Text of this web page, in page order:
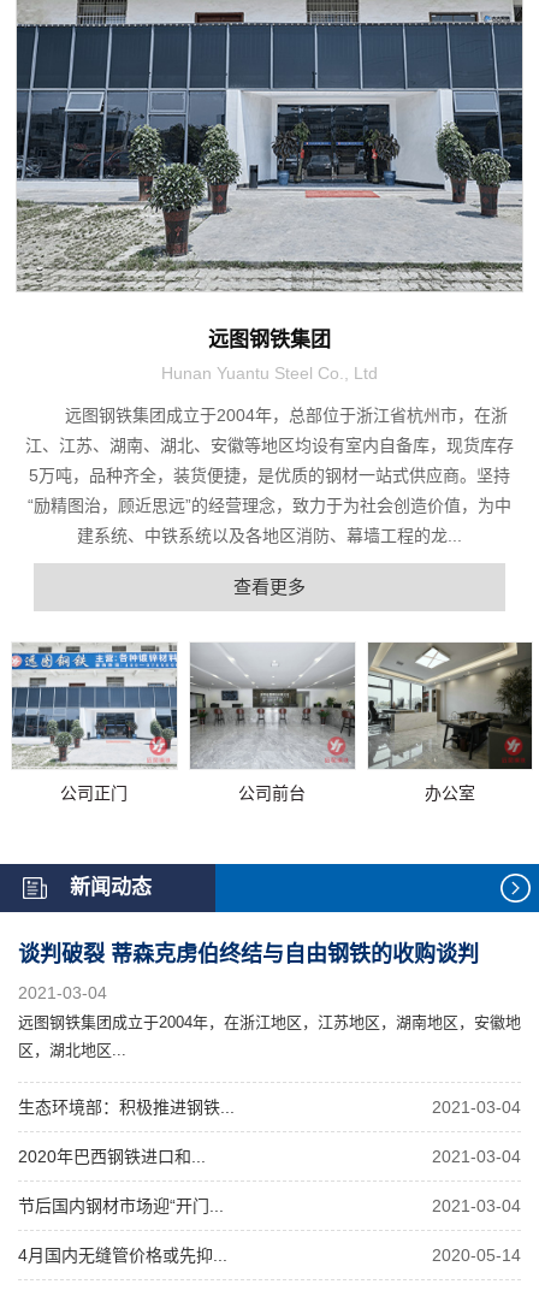
远图钢铁集团
Hunan Yuantu Steel Co., Ltd
远图钢铁集团成立于2004年，总部位于浙江省杭州市，在浙
江、江苏、湖南、湖北、安徽等地区均设有室内自备库，现货库存
5万吨，品种齐全，装货便捷，是优质的钢材一站式供应商。坚持
“励精图治，顾近思远”的经营理念，致力于为社会创造价值，为中
建系统、中铁系统以及各地区消防、幕墙工程的龙...
查看更多
公司正门 公司前台 办公室
新闻动态
谈判破裂 蒂森克虏伯终结与自由钢铁的收购谈判
2021-03-04
远图钢铁集团成立于2004年，在浙江地区，江苏地区，湖南地区，安徽地
区，湖北地区...
生态环境部：积极推进钢铁... 2021-03-04
2020年巴西钢铁进口和... 2021-03-04
节后国内钢材市场迎“开门... 2021-03-04
4月国内无缝管价格或先抑... 2020-05-14